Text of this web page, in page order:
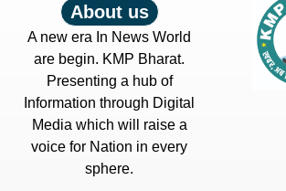
About us
A new era In News World
are begin. KMP Bharat.
Presenting a hub of
Information through Digital
Media which will raise a
voice for Nation in every
sphere.